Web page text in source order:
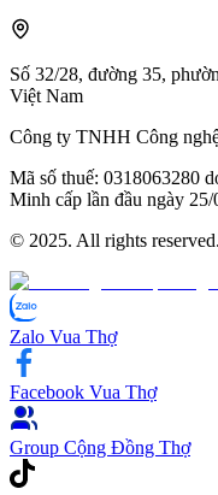
Số 32/28, đường 35,
Việt Nam
Công ty TNHH Công
Mã số thuế: 0​3​1​8​0​6​3​2​8​0
Minh cấp lần đầu ngày 2​5/
© 2025. All rights reserved.
Zalo Vua Thợ
Facebook Vua Thợ
Group Cộng Đồng Thợ